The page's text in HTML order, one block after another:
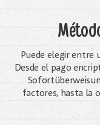
Puede elegir entre
Desde el pago
factores, hasta la